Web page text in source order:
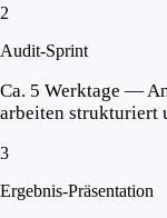
2
Audit-Sprint
Ca. 5 Werktage —
arbeiten strukturiert
3
Ergebnis-Präsentation